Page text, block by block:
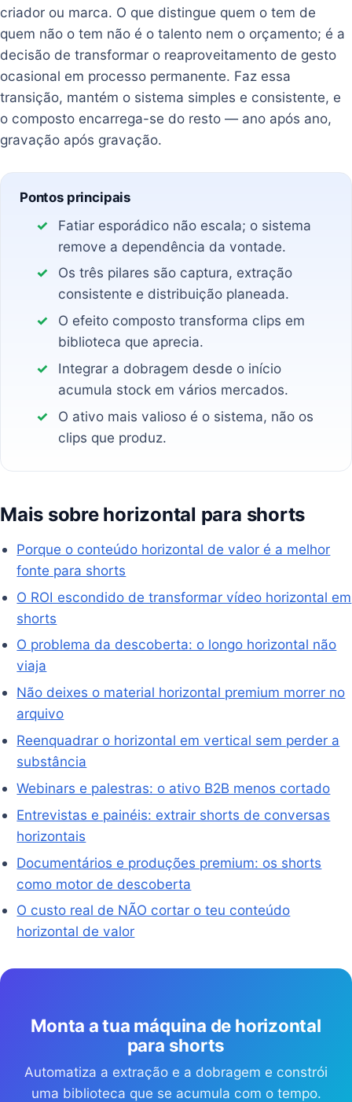
criador ou marca. O que distingue quem o tem de
quem não o tem não é o talento nem o orçamento; é a
decisão de transformar o reaproveitamento de gesto
ocasional em processo permanente. Faz essa
transição, mantém o sistema simples e consistente, e
o composto encarrega-se do resto — ano após ano,
gravação após gravação.
Pontos principais
Fatiar esporádico não escala; o sistema
remove a dependência da vontade.
Os três pilares são captura, extração
consistente e distribuição planeada.
O efeito composto transforma clips em
biblioteca que aprecia.
Integrar a dobragem desde o início
acumula stock em vários mercados.
O ativo mais valioso é o sistema, não os
clips que produz.
Mais sobre horizontal para shorts
Porque o conteúdo horizontal de valor é a melhor
fonte para shorts
O ROI escondido de transformar vídeo horizontal em
shorts
O problema da descoberta: o longo horizontal não
viaja
Não deixes o material horizontal premium morrer no
arquivo
Reenquadrar o horizontal em vertical sem perder a
substância
Webinars e palestras: o ativo B2B menos cortado
Entrevistas e painéis: extrair shorts de conversas
horizontais
Documentários e produções premium: os shorts
como motor de descoberta
O custo real de NÃO cortar o teu conteúdo
horizontal de valor
Monta a tua máquina de horizontal
para shorts
Automatiza a extração e a dobragem e constrói
uma biblioteca que se acumula com o tempo.